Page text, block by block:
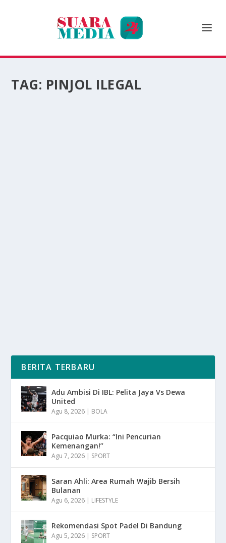
TAG: PINJOL ILEGAL
BERITA TERBARU
Adu Ambisi Di IBL: Pelita Jaya Vs Dewa
United
Agu 8, 2026 BOLA
Pacquiao Murka: “Ini Pencurian
Kemenangan!”
Agu 7, 2026 SPORT
Saran Ahli: Area Rumah Wajib Bersih
Bulanan
Agu 6, 2026 LIFESTYLE
Rekomendasi Spot Padel Di Bandung
Agu 5, 2026 SPORT